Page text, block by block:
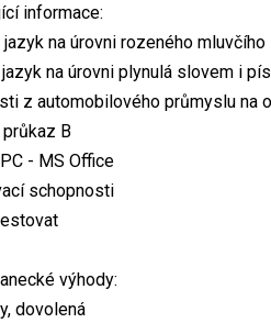
informace:
na úrovni rozeného mluvčího
na úrovni plynulá slovem i
z automobilového průmyslu na
B
- MS Office
schopnosti
výhody:
dovolená